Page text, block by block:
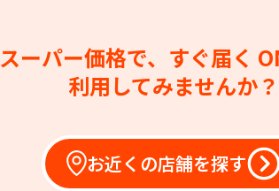
スーパー価格で、すぐ届く
利用してみませんか？
お近くの店舗を探す